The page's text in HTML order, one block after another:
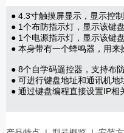
● 4.3寸触摸屏显示，显示控
● 1个布防指示灯，显示该键
● 1个电源指示灯，显示该键
● 本身带有一个蜂鸣器，用来
● 8个自学码遥控器，支持布
● 可进行键盘地址和通讯机地
● 通过键盘编程直接设置IP相